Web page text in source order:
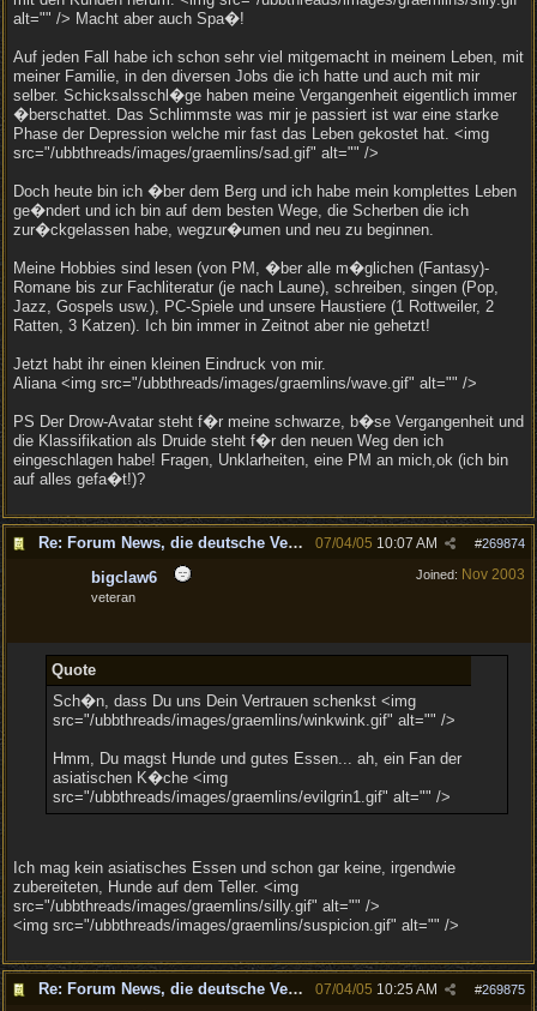
alt="" /> Macht aber auch Spa�!
Auf jeden Fall habe ich schon sehr viel mitgemacht in meinem Leben, mit
meiner Familie, in den diversen Jobs die ich hatte und auch mit mir
selber. Schicksalsschl�ge haben meine Vergangenheit eigentlich immer
�berschattet. Das Schlimmste was mir je passiert ist war eine starke
Phase der Depression welche mir fast das Leben gekostet hat. <img
src="/ubbthreads/images/graemlins/sad.gif" alt="" />
Doch heute bin ich �ber dem Berg und ich habe mein komplettes Leben
ge�ndert und ich bin auf dem besten Wege, die Scherben die ich
zur�ckgelassen habe, wegzur�umen und neu zu beginnen.
Meine Hobbies sind lesen (von PM, �ber alle m�glichen (Fantasy)-
Romane bis zur Fachliteratur (je nach Laune), schreiben, singen (Pop,
Jazz, Gospels usw.), PC-Spiele und unsere Haustiere (1 Rottweiler, 2
Ratten, 3 Katzen). Ich bin immer in Zeitnot aber nie gehetzt!
Jetzt habt ihr einen kleinen Eindruck von mir.
Aliana <img src="/ubbthreads/images/graemlins/wave.gif" alt="" />
PS Der Drow-Avatar steht f�r meine schwarze, b�se Vergangenheit und
die Klassifikation als Druide steht f�r den neuen Weg den ich
eingeschlagen habe! Fragen, Unklarheiten, eine PM an mich,ok (ich bin
auf alles gefa�t!)?
Re: Forum News, die deutsche Version. #269874
07/04/05 10:07 AM
Joined: Nov 2003
bigclaw6
veteran
Quote
Sch�n, dass Du uns Dein Vertrauen schenkst <img
src="/ubbthreads/images/graemlins/winkwink.gif" alt="" />
Hmm, Du magst Hunde und gutes Essen... ah, ein Fan der
asiatischen K�che <img
src="/ubbthreads/images/graemlins/evilgrin1.gif" alt="" />
Ich mag kein asiatisches Essen und schon gar keine, irgendwie
zubereiteten, Hunde auf dem Teller. <img
src="/ubbthreads/images/graemlins/silly.gif" alt="" />
<img src="/ubbthreads/images/graemlins/suspicion.gif" alt="" />
Re: Forum News, die deutsche Version. #269875
07/04/05 10:25 AM